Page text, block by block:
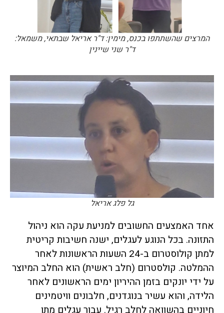
המרצים שהשתתפו בכנס, מימין: ד"ר אריאל שבתאי, משמאל:
ד"ר שני שיינין
גל פלג אריאל
אחד האמצעים החשובים למניעת עקה הוא ניהול
התזונה. בכל הנוגע לעגלים, ישנה חשיבות קריטית
למתן קולוסטרום ב-24 השעות הראשונות לאחר
ההמלטה. קולסטרום (חלב ראשית) הוא החלב המיוצר
על ידי יונקים בזמן ההיריון ימים הראשונים לאחר
הלידה, והוא עשיר בנוגדנים, חלבונים וויטמינים
חיוניים בהשוואה לחלב רגיל. עבור עגלים מתן